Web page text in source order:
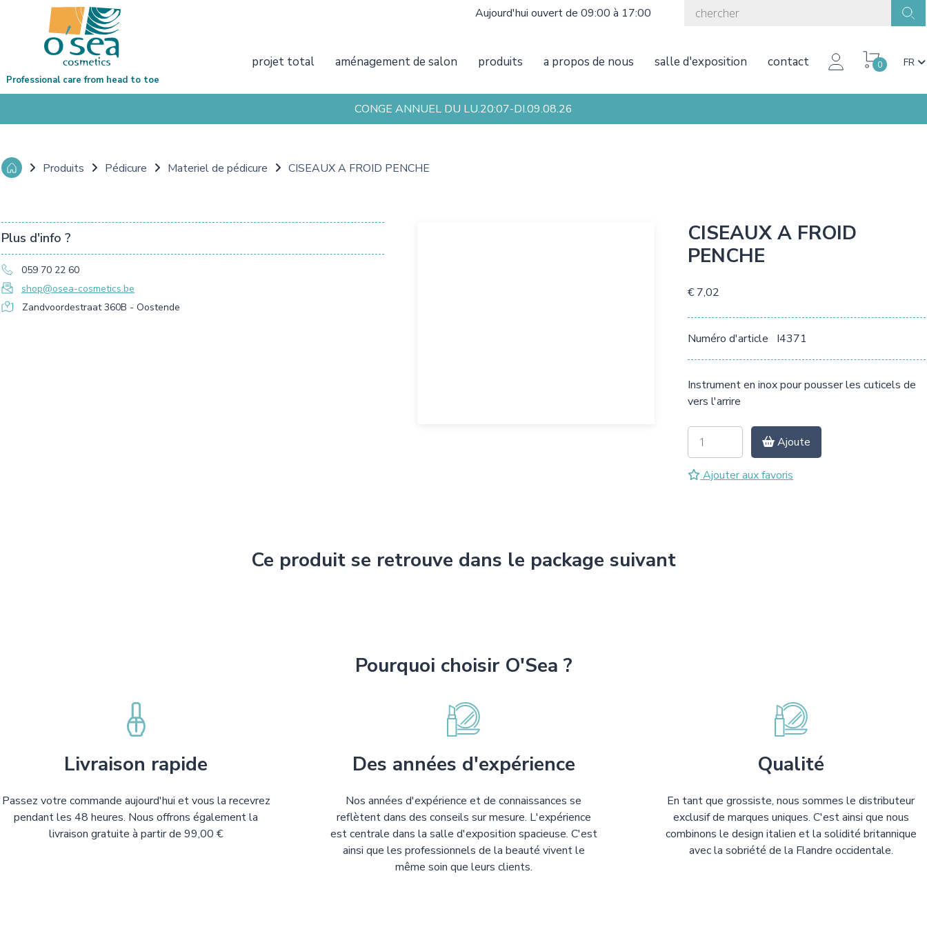
Aujourd'hui ouvert de 09:00 à 17:00
projet total aménagement de salon produits a propos de nous salle d'exposition contact 0 FR
Professional care from head to toe
CONGE ANNUEL DU LU.20:07-DI.09.08.26
Produits Pédicure Materiel de pédicure CISEAUX A FROID PENCHE
Plus d'info ?
059 70 22 60
shop@osea-cosmetics.be
Zandvoordestraat 360B - Oostende
CISEAUX A FROID
PENCHE
€ 7,02
Numéro d'article I4371
Instrument en inox pour pousser les cuticels de
vers l'arrire
Ajoute
Ajouter aux favoris
Ce produit se retrouve dans le package suivant
Pourquoi choisir O'Sea ?
Livraison rapide
Passez votre commande aujourd'hui et vous la recevrez
pendant les 48 heures. Nous offrons également la
livraison gratuite à partir de 99,00 €
Des années d'expérience
Nos années d'expérience et de connaissances se
reflètent dans des conseils sur mesure. L'expérience
est centrale dans la salle d'exposition spacieuse. C'est
ainsi que les professionnels de la beauté vivent le
même soin que leurs clients.
Qualité
En tant que grossiste, nous sommes le distributeur
exclusif de marques uniques. C'est ainsi que nous
combinons le design italien et la solidité britannique
avec la sobriété de la Flandre occidentale.